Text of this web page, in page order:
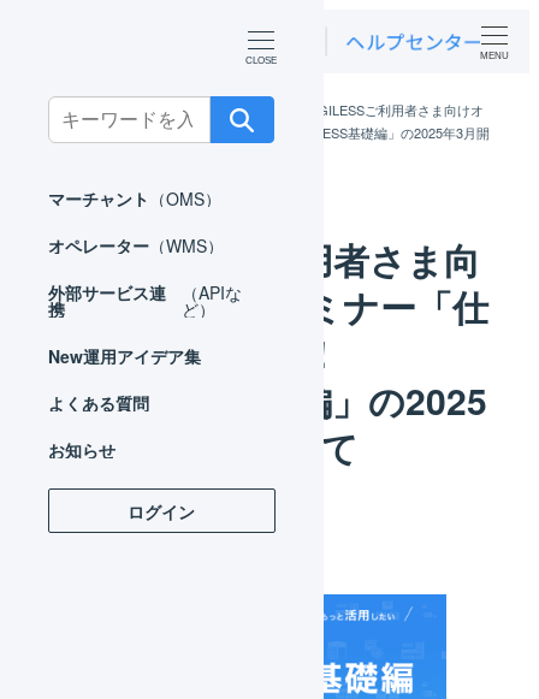
Search
for:
マーチャント （OMS）
オペレーター （WMS）
外部サービス連
携
（APIな
ど）
New運用アイデア集
よくある質問
お知らせ
ログイン
MENU
ホーム お知らせ ニュース
LOGILESSご利用者さま向けオ
ンラインセミナー「仕組みから学べる！LOGILESS基礎編」の2025年3月開
LOGILESSご利用者さま向
けオンラインセミナー「仕
組みから学べる！
LOGILESS基礎編」の2025
年3月開催について
投稿日
2025年03月07日 カテゴリー